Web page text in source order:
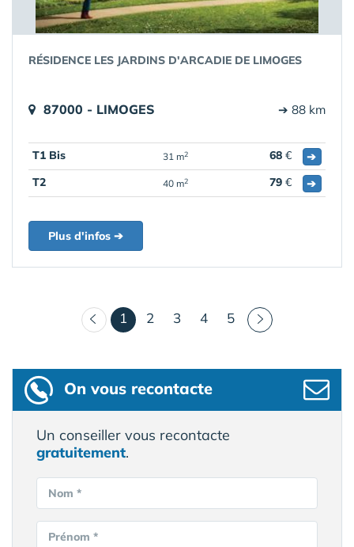
RÉSIDENCE LES JARDINS D'ARCADIE DE LIMOGES
87000 - LIMOGES ➔ 88 km
T1 Bis 31 m2 68 €
➔
T2
40 m2 79 € ➔
Plus d'infos ➔
1 (courant)
2 3 4 5
On vous recontacte
Un conseiller vous recontacte
gratuitement.
Nom *
Prénom *